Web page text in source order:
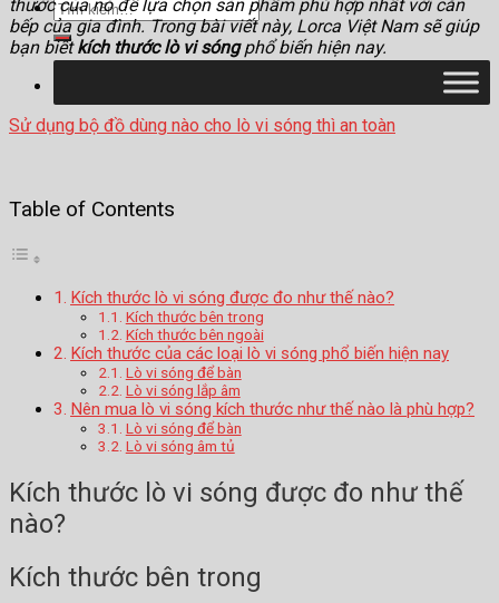
Tìm
kiếm:
thước của nó để lựa chọn sản phẩm phù hợp nhất với căn
bếp của gia đình. Trong bài viết này, Lorca Việt Nam sẽ giúp
bạn biếtkích thước lò vi sóngphổ biến hiện nay.
Sử dụng bộ đồ dùng nào cho lò vi sóng thì an toàn
Table of Contents
Kích thước lò vi sóng được đo như thế nào?
Kích thước bên trong
Kích thước bên ngoài
Kích thước của các loại lò vi sóng phổ biến hiện nay
Lò vi sóng để bàn
Lò vi sóng lắp âm
Nên mua lò vi sóng kích thước như thế nào là phù hợp?
Lò vi sóng để bàn
Lò vi sóng âm tủ
Kích thước lò vi sóng được đo như thế
nào?
Kích thước bên trong